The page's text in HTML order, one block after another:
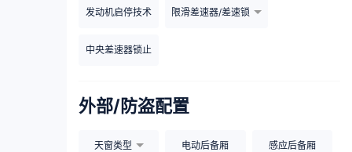
发动机启停技术 限滑差速器/差速锁
中央差速器锁止
外部/防盗配置
天窗类型 电动后备厢 感应后备厢